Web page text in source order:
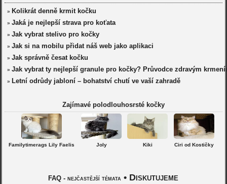
» Kolikrát denně krmit kočku
» Jaká je nejlepší strava pro koťata
» Jak vybrat stelivo pro kočky
» Jak si na mobilu přidat náš web jako aplikaci
» Jak správně česat kočku
» Jak vybrat ty nejlepší granule pro kočky? Průvodce zdravým
» Letní odrůdy jabloní – bohatství chutí ve vaší zahradě
Zajímavé polodlouhosrsté kočky
Familytimerags Lily Faelis Joly Kiki Ciri od Kostičky
FAQ - nejčastější témata • Diskutujeme